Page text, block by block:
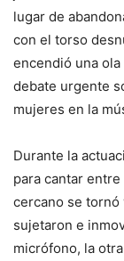
lugar de
con el torso
encendió una
debate urgente
mujeres en la
Durante la
para cantar
cercano se
sujetaron e
micrófono, la